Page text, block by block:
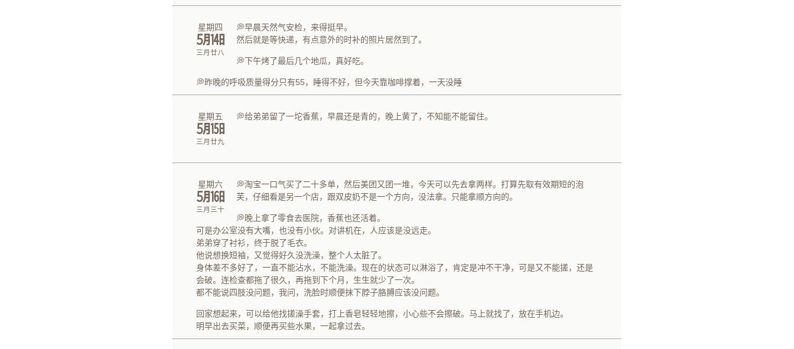
星期四
㋄㏭
三月廿八
💭早晨天然气安检，来得挺早。
然后就是等快递，有点意外的时补的照片居然到了。
💭下午烤了最后几个地瓜，真好吃。
💭昨晚的呼吸质量得分只有55，睡得不好，但今天靠咖啡撑着，一天没睡
星期五
㋄㏮
三月廿九
💭给弟弟留了一坨香蕉，早晨还是青的，晚上黄了，不知能不能留住。
星期六
㋄㏯
三月三十
💭淘宝一口气买了二十多单，然后美团又团一堆，今天可以先去拿两样。打算先取有效期短的泡
芙，仔细看是另一个店，跟双皮奶不是一个方向，没法拿。只能拿顺方向的。
💭晚上拿了零食去医院，香蕉也还活着。
可是办公室没有大嘴，也没有小伙。对讲机在，人应该是没远走。
弟弟穿了衬衫，终于脱了毛衣。
他说想换短袖，又觉得好久没洗澡，整个人太脏了。
身体差不多好了，一直不能沾水，不能洗澡。现在的状态可以淋浴了，肯定是冲不干净，可是又不能搓，还是
会破。连检查都拖了很久，再拖到下个月，生生就少了一次。
都不能说四肢没问题，我问，洗脸时顺便抹下脖子胳膊应该没问题。
回家想起来，可以给他找搓澡手套，打上香皂轻轻地擦，小心些不会擦破。马上就找了，放在手机边。
明早出去买菜，顺便再买些水果，一起拿过去。